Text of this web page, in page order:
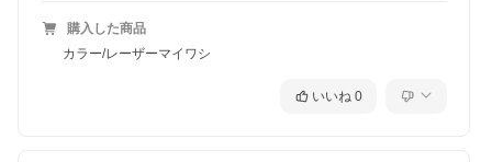
購入した商品
カラー/レーザーマイワシ
いいね 0